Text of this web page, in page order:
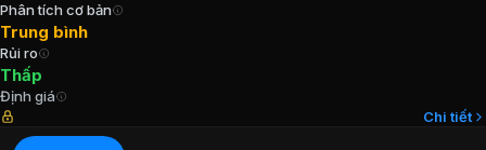
Kế toán trưởng
Chủ tịch Hội đồng Quản trị
Thành viên Ban kiểm soát
Phân tích cơ bản
Trung bình
Rủi ro
Thấp
Định giá
Chi tiết